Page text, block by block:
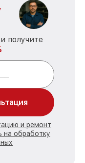
получите
и ремонт
на обработку